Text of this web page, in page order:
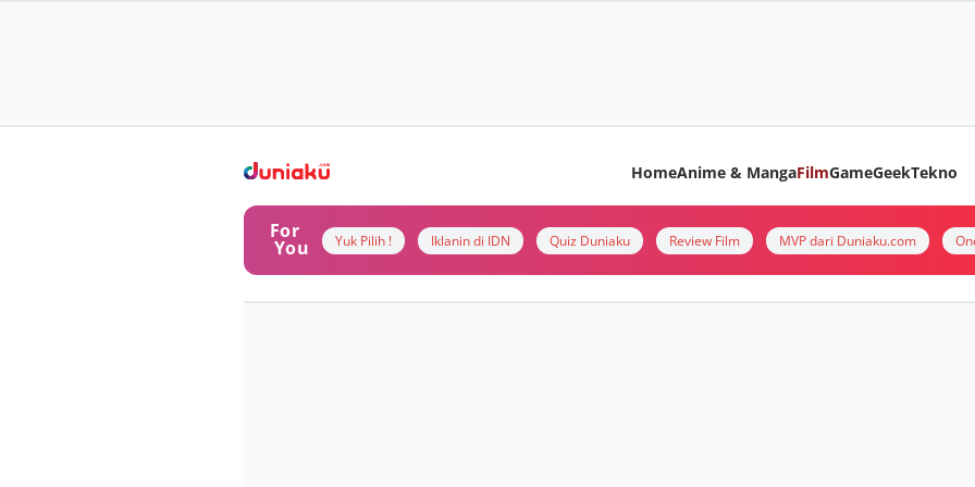
HomeAnime & MangaFilmGameGeekTekno
For
You Yuk Pilih ! Iklanin di IDN Quiz Duniaku Review Film MVP dari Duniaku.com